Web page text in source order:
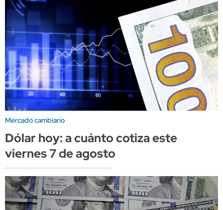
Mercado cambiario
Dólar hoy: a cuánto cotiza este
viernes 7 de agosto